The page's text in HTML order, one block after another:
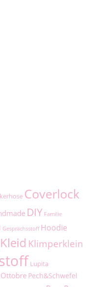
Coverlock
DIY Familie
Gesprächsstoff Hoodie
Kleid Klimperklein
Lupita
Ottobre Pech&Schwefel